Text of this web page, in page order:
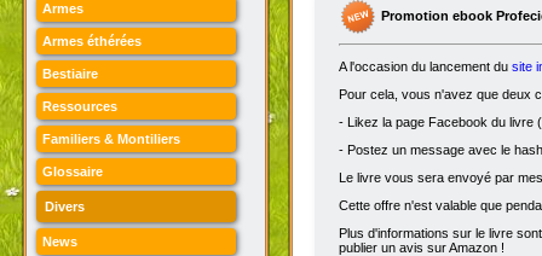
Armes
Armes éthérées
Bestiaire
Ressources
Familiers & Montiliers
Glossaire
Divers
News
Promotion ebook
A l'occasion du lancement du site
Pour cela, vous n'avez que deux
- Likez la page Facebook du livre (
- Postez un message avec le
Le livre vous sera envoyé par
Cette offre n'est valable que
Plus d'informations sur le livre
publier un avis sur Amazon !